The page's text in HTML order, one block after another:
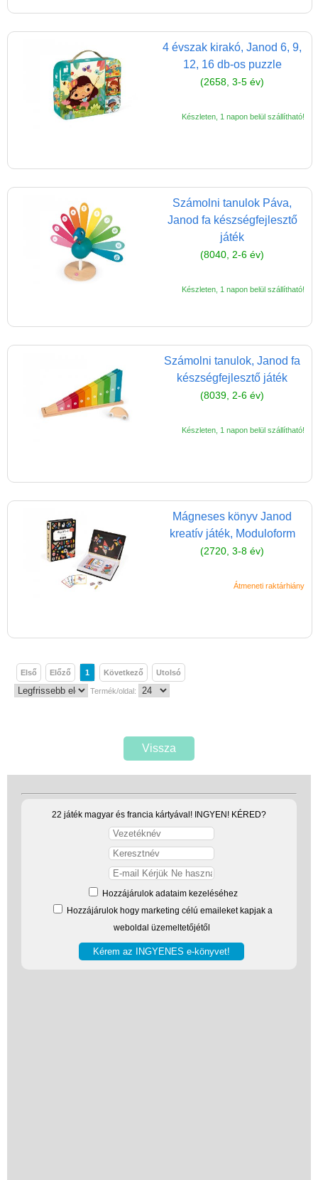
4 évszak kirakó, Janod 6, 9,
12, 16 db-os puzzle
(2658, 3-5 év)
Készleten, 1 napon belül szállítható!
Számolni tanulok Páva,
Janod fa készségfejlesztő
játék
(8040, 2-6 év)
Készleten, 1 napon belül szállítható!
Számolni tanulok, Janod fa
készségfejlesztő játék
(8039, 2-6 év)
Készleten, 1 napon belül szállítható!
Mágneses könyv Janod
kreatív játék, Moduloform
(2720, 3-8 év)
Átmeneti raktárhiány
Első Előző 1 Következő Utolsó
Termék/oldal:
Vissza
22 játék magyar és francia kártyával! INGYEN! KÉRED?
Hozzájárulok adataim kezeléséhez
Hozzájárulok hogy marketing célú emaileket kapjak a
weboldal üzemeltetőjétől